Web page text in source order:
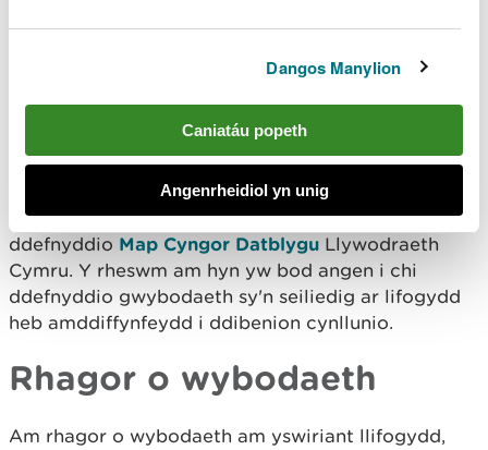
Dangos Manylion
Caniatáu popeth
Angenrheidiol yn unig
Gweld y rhybuddion llifogydd sydd mewn grym
Cynllunio datblygiad
Nid yw'r wybodaeth hon yn addas ar gyfer ei
defnyddio wrth gynllunio defnydd tir. Os ydych
chi'n cynllunio datblygiad, mae angen i chi
ddefnyddio Map Cyngor Datblygu Llywodraeth
Cymru. Y rheswm am hyn yw bod angen i chi
ddefnyddio gwybodaeth sy'n seiliedig ar lifogydd
heb amddiffynfeydd i ddibenion cynllunio.
Rhagor o wybodaeth
Am rhagor o wybodaeth am yswiriant llifogydd,